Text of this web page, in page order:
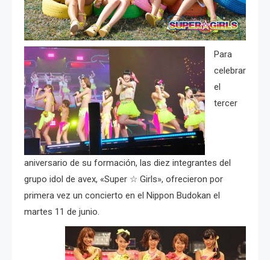
Para
celebrar
el
tercer
aniversario de su formación, las diez integrantes del
grupo idol de avex, «Super ☆ Girls», ofrecieron por
primera vez un concierto en el Nippon Budokan el
martes 11 de junio.